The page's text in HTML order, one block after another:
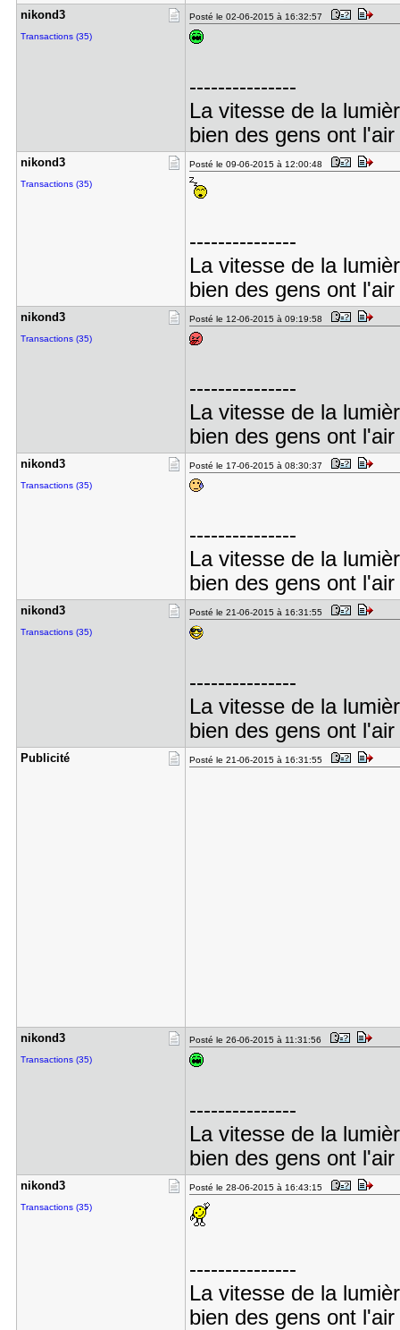
nikond3
Transactions (35)
Posté le 02-06-2015 à 16:32:57
---------------
La vitesse de la
bien des gens ont
nikond3
Transactions (35)
Posté le 09-06-2015 à 12:00:48
---------------
La vitesse de la
bien des gens ont
nikond3
Transactions (35)
Posté le 12-06-2015 à 09:19:58
---------------
La vitesse de la
bien des gens ont
nikond3
Transactions (35)
Posté le 17-06-2015 à 08:30:37
---------------
La vitesse de la
bien des gens ont
nikond3
Transactions (35)
Posté le 21-06-2015 à 16:31:55
---------------
La vitesse de la
bien des gens ont
Publicité Posté le 21-06-2015 à 16:31:55
nikond3
Transactions (35)
Posté le 26-06-2015 à 11:31:56
---------------
La vitesse de la
bien des gens ont
nikond3
Transactions (35)
Posté le 28-06-2015 à 16:43:15
---------------
La vitesse de la
bien des gens ont